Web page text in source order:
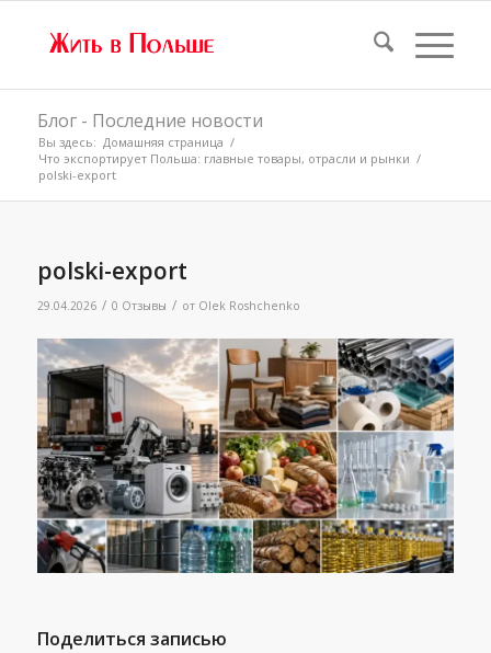
Блог - Последние новости
Вы здесь: Домашняя страница /
Что экспортирует Польша: главные товары, отрасли и рынки /
polski-export
polski-export
29.04.2026 / 0 Отзывы / от Olek Roshchenko
Поделиться записью